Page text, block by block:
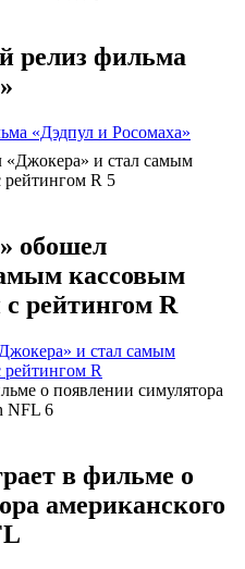
релиз фильма
«Дэдпул и Росомаха»
обошел
кассовым
рейтингом R
и стал самым
R
в фильме о
американского